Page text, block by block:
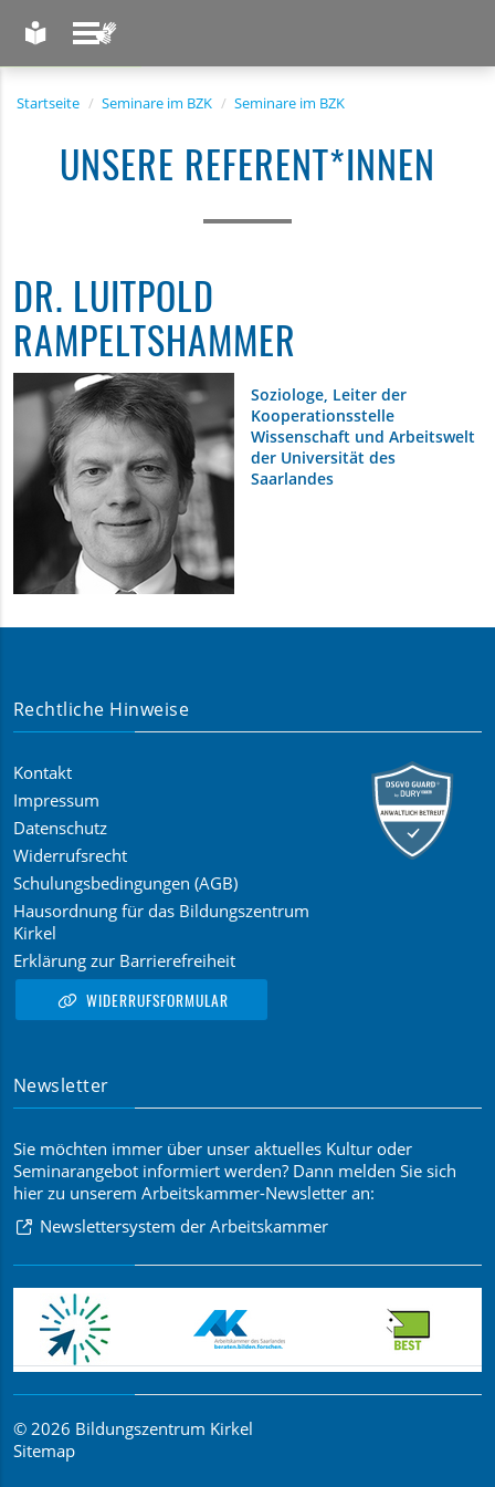
Startseite Seminare im BZK Seminare im BZK
UNSERE REFERENT*INNEN
DR. LUITPOLD
RAMPELTSHAMMER
Soziologe, Leiter der
Kooperationsstelle
Wissenschaft und Arbeitswelt
der Universität des
Saarlandes
Rechtliche Hinweise
Kontakt
Impressum
Datenschutz
Widerrufsrecht
Schulungsbedingungen (AGB)
Hausordnung für das Bildungszentrum
Kirkel
Erklärung zur Barrierefreiheit
WIDERRUFSFORMULAR
Newsletter
Sie möchten immer über unser aktuelles Kultur oder
Seminarangebot informiert werden? Dann melden Sie sich
hier zu unserem Arbeitskammer-Newsletter an:
Newslettersystem der Arbeitskammer
© 2026 Bildungszentrum Kirkel
Sitemap